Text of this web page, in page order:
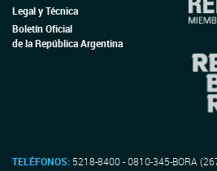
Legal y Técnica
Boletín Oficial
de la República Argentina
TELÉFONOS: 5218-8400 - 0810-345-BORA